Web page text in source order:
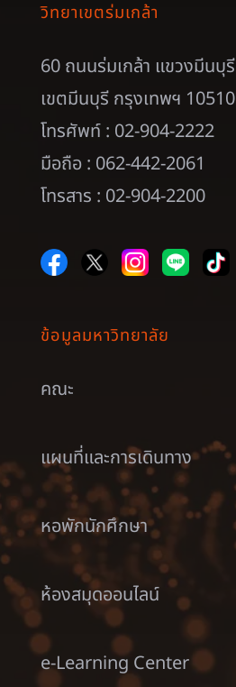
วิทยาเขตร่มเกล้า
60 ถนนร่มเกล้า แขวงมีนบุรี
เขตมีนบุรี กรุงเทพฯ 10510
โทรศัพท์ : 02-904-2222
มือถือ : 062-442-2061
โทรสาร : 02-904-2200
ข้อมูลมหาวิทยาลัย
คณะ
แผนที่และการเดินทาง
หอพักนักศึกษา
ห้องสมุดออนไลน์
e-Learning Center